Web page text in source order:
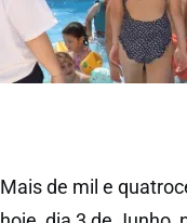
Mais de mil e